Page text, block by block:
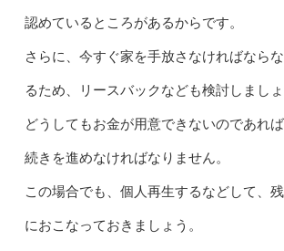
認めているところがあるからです。
さらに、今すぐ家を手放さなければなら
るため、リースバックなども検討しましょ
どうしてもお金が用意できないのであれ
続きを進めなければなりません。
この場合でも、個人再生するなどして、
におこなっておきましょう。